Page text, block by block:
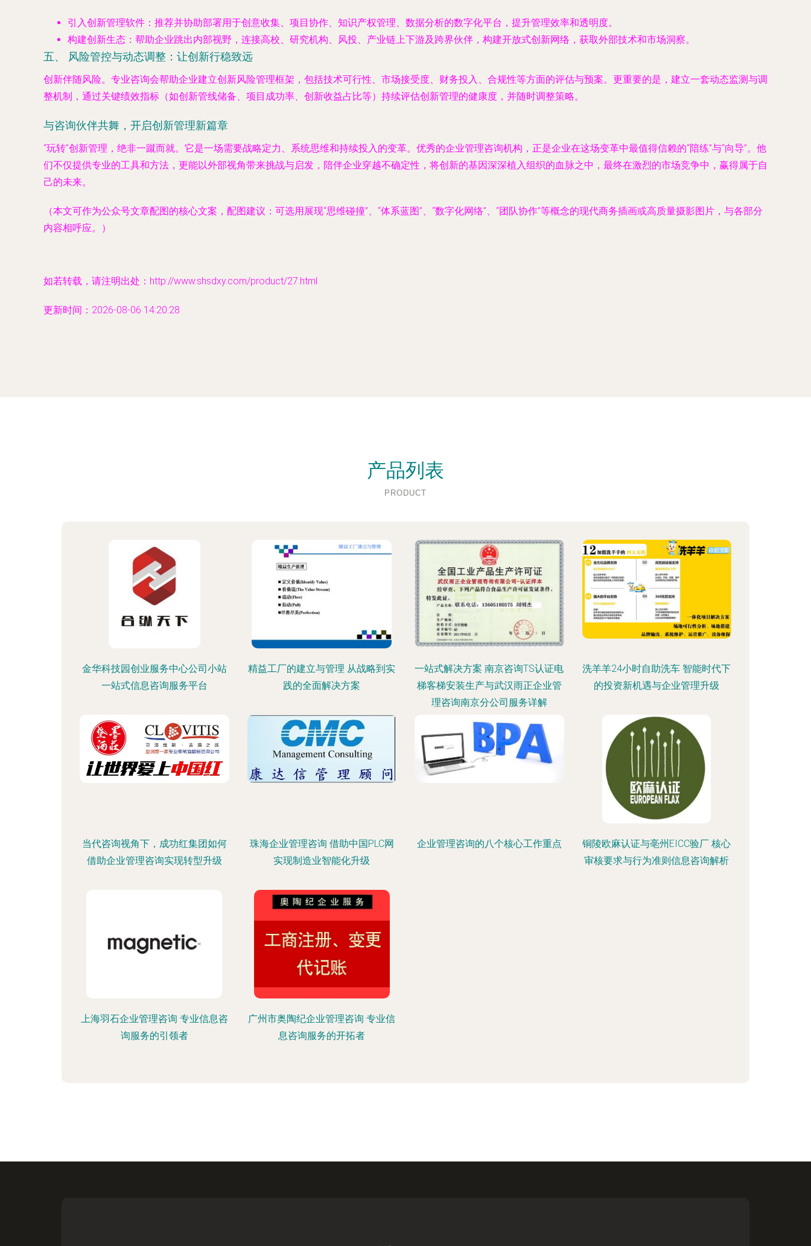
引入创新管理软件 ：推荐并协助部署用于创意收集、项目协作、知识产权管理、数据分析的数字化平台，提升管理效率和透明度。
构建创新生态 ：帮助企业跳出内部视野，连接高校、研究机构、风投、产业链上下游及跨界伙伴，构建开放式创新网络，获取外部技术和市场洞察。
五、 风险管控与动态调整：让创新行稳致远
创新伴随风险。专业咨询会帮助企业建立创新风险管理框架，包括技术可行性、市场接受度、财务投入、合规性等方面的评估与预案。更重要的是，建立一套动态监测与调
整机制，通过关键绩效指标（如创新管线储备、项目成功率、创新收益占比等）持续评估创新管理的健康度，并随时调整策略。
与咨询伙伴共舞，开启创新管理新篇章
“玩转”创新管理，绝非一蹴而就。它是一场需要战略定力、系统思维和持续投入的变革。优秀的企业管理咨询机构，正是企业在这场变革中最值得信赖的“陪练”与“向导”。他
们不仅提供专业的工具和方法，更能以外部视角带来挑战与启发，陪伴企业穿越不确定性，将创新的基因深深植入组织的血脉之中，最终在激烈的市场竞争中，赢得属于自
己的未来。
（本文可作为公众号文章配图的核心文案，配图建议：可选用展现“思维碰撞”、“体系蓝图”、“数字化网络”、“团队协作”等概念的现代商务插画或高质量摄影图片，与各部分
内容相呼应。）
如若转载，请注明出处：http://www.shsdxy.com/product/27.html
更新时间：2026-08-06 14:20:28
产品列表
PRODUCT
金华科技园创业服务中心公司小站
一站式信息咨询服务平台
精益工厂的建立与管理 从战略到实
践的全面解决方案
一站式解决方案 南京咨询TS认证电
梯客梯安装生产与武汉雨正企业管
理咨询南京分公司服务详解
洗羊羊24小时自助洗车 智能时代下
的投资新机遇与企业管理升级
当代咨询视角下，成功红集团如何
借助企业管理咨询实现转型升级
珠海企业管理咨询 借助中国PLC网
实现制造业智能化升级
企业管理咨询的八个核心工作重点
铜陵欧麻认证与亳州EICC验厂 核心
审核要求与行为准则信息咨询解析
上海羽石企业管理咨询 专业信息咨
询服务的引领者
广州市奥陶纪企业管理咨询 专业信
息咨询服务的开拓者